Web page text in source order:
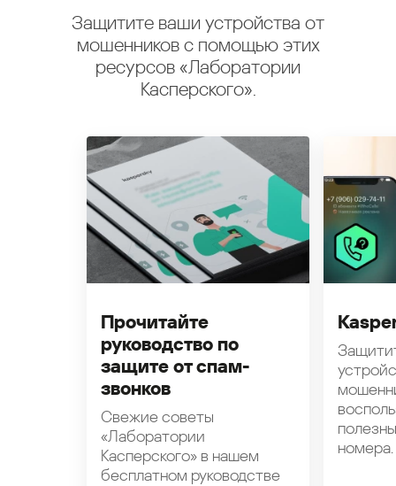
Защитите ваши устройства от
мошенников с помощью этих
ресурсов «Лаборатории
Касперского».
Прочитайте
руководство по
защите от спам-
звонков
Свежие советы
«Лаборатории
Касперского» в нашем
бесплатном руководстве
номера.